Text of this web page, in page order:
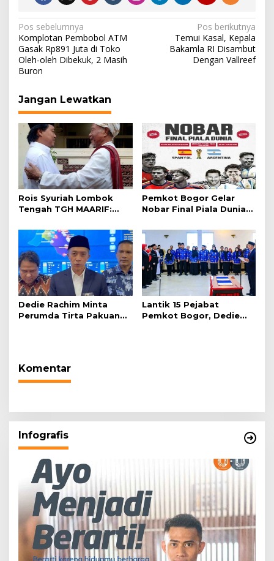
Navigasi
pos
Pos sebelumnya
Komplotan Pembobol ATM
Gasak Rp891 Juta di Toko
Oleh-oleh Dibekuk, 2 Masih
Buron
Pos berikutnya
Temui Kasal, Kepala
Bakamla RI Disambut
Dengan Vallreef
Jangan Lewatkan
Rois Syuriah Lombok
Tengah TGH MAARIF:
Abad Kedua NU”
Pemkot Bogor Gelar
Nobar Final Piala Dunia
Dedie Rachim Minta
Perumda Tirta Pakuan
Lantik 15 Pejabat
Pemkot Bogor, Dedie
Komentar
Infografis